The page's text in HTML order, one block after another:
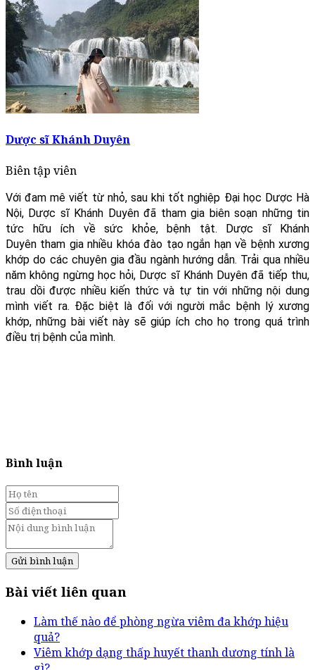
Dược sĩ Khánh Duyên
Biên tập viên
Với đam mê viết từ nhỏ, sau khi tốt nghiệp Đại học Dược Hà
Nội, Dược sĩ Khánh Duyên đã tham gia biên soạn những tin
tức hữu ích về sức khỏe, bệnh tật. Dược sĩ Khánh
Duyên tham gia nhiều khóa đào tạo ngắn hạn về bệnh xương
khớp do các chuyên gia đầu ngành hướng dẫn. Trải qua nhiều
năm không ngừng học hỏi, Dược sĩ Khánh Duyên đã tiếp thu,
trau dồi được nhiều kiến thức và tự tin với những nội dung
mình viết ra. Đặc biệt là đối với người mắc bệnh lý xương
khớp, những bài viết này sẽ giúp ích cho họ trong quá trình
điều trị bệnh của mình.
Bình luận
Gửi bình luận
Bài viết liên quan
Làm thế nào để phòng ngừa viêm đa khớp hiệu
quả?
Viêm khớp dạng thấp huyết thanh dương tính là